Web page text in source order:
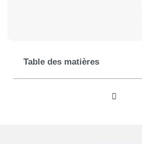
Table des matières